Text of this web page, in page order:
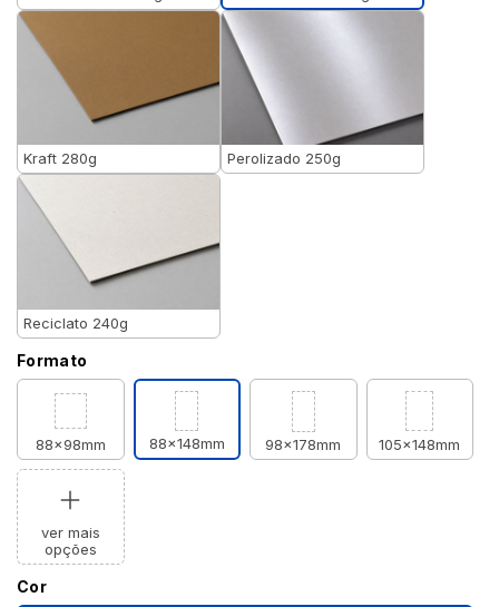
Kraft 280g Perolizado 250g
Reciclato 240g
Formato
88x98mm 88x148mm 98x178mm 105x148mm
ver mais
opções
Cor